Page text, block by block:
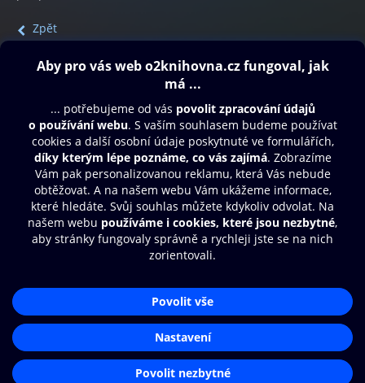
Zpět
Obsah ke stažení
Moje O2 Knihovna
Další zábava
© O2 Czech Republic a.s.
Přístupnost
Zásady zpracování osobních údajů
Nastavení cookies
Aplikace O2 Knihovna
Čti a poslouchej své e-knihy a
audioknihy rychleji a pohodlněji.